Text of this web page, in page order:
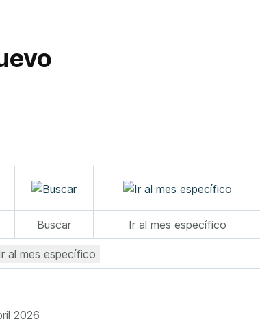
Buscar Ir al mes específico
al mes específico
2026